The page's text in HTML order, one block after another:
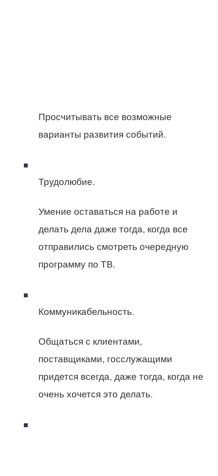
Просчитывать все возможные
варианты развития событий.
Трудолюбие.
Умение оставаться на работе и
делать дела даже тогда, когда все
отправились смотреть очередную
программу по ТВ.
Коммуникабельность.
Общаться с клиентами,
поставщиками, госслужащими
придется всегда, даже тогда, когда не
очень хочется это делать.